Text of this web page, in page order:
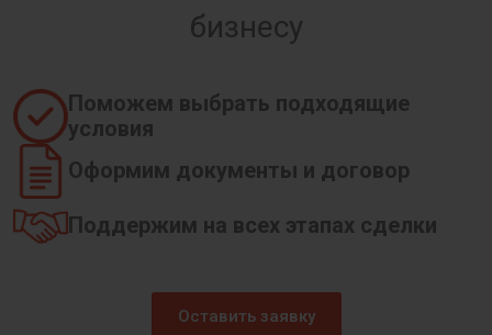
бизнесу
Поможем выбрать подходящие
условия
Оформим документы и договор
Поддержим на всех этапах сделки
Оставить заявку